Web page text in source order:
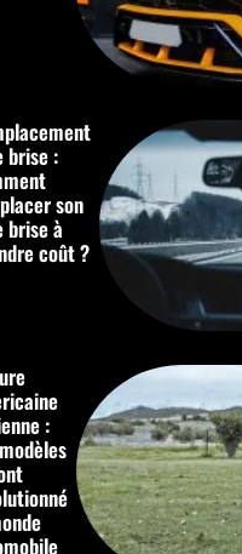
brise :
son
brise à
coût ?
: